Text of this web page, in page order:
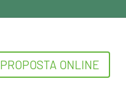
PROPOSTA ONLINE